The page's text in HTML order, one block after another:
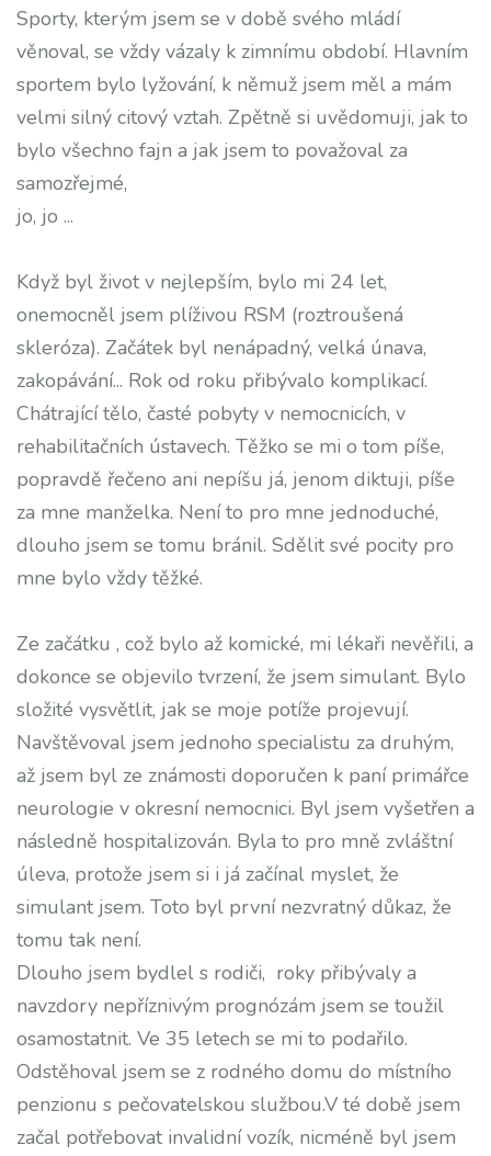
Sporty, kterým jsem se v době svého mládí
věnoval, se vždy vázaly k zimnímu období. Hlavním
sportem bylo lyžování, k němuž jsem měl a mám
velmi silný citový vztah. Zpětně si uvědomuji, jak to
bylo všechno fajn a jak jsem to považoval za
samozřejmé,
jo, jo ...
Když byl život v nejlepším, bylo mi 24 let,
onemocněl jsem plíživou RSM (roztroušená
skleróza). Začátek byl nenápadný, velká únava,
zakopávání... Rok od roku přibývalo komplikací.
Chátrající tělo, časté pobyty v nemocnicích, v
rehabilitačních ústavech. Těžko se mi o tom píše,
popravdě řečeno ani nepíšu já, jenom diktuji, píše
za mne manželka. Není to pro mne jednoduché,
dlouho jsem se tomu bránil. Sdělit své pocity pro
mne bylo vždy těžké.
Ze začátku , což bylo až komické, mi lékaři nevěřili, a
dokonce se objevilo tvrzení, že jsem simulant. Bylo
složité vysvětlit, jak se moje potíže projevují.
Navštěvoval jsem jednoho specialistu za druhým,
až jsem byl ze známosti doporučen k paní primářce
neurologie v okresní nemocnici. Byl jsem vyšetřen a
následně hospitalizován. Byla to pro mně zvláštní
úleva, protože jsem si i já začínal myslet, že
simulant jsem. Toto byl první nezvratný důkaz, že
tomu tak není.
Dlouho jsem bydlel s rodiči, roky přibývaly a
navzdory nepříznivým prognózám jsem se toužil
osamostatnit. Ve 35 letech se mi to podařilo.
Odstěhoval jsem se z rodného domu do místního
penzionu s pečovatelskou službou.V té době jsem
začal potřebovat invalidní vozík, nicméně byl jsem